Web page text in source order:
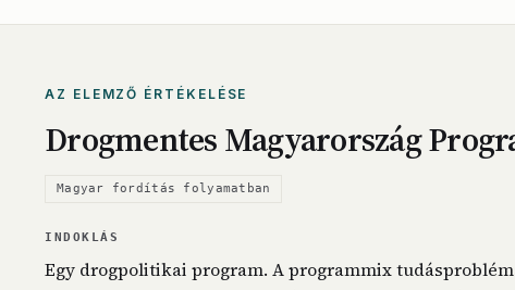
AZ ELEMZŐ ÉRTÉKELÉSE
Drogmentes Magyarország
Magyar fordítás folyamatban
INDOKLÁS
Egy drogpolitikai program. A programmix